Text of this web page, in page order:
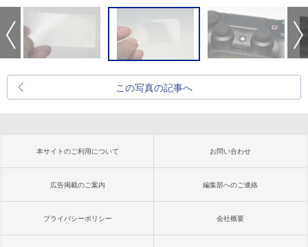
この写真の記事へ
本サイトのご利用について お問い合わせ
広告掲載のご案内 編集部へのご連絡
プライバシーポリシー 会社概要